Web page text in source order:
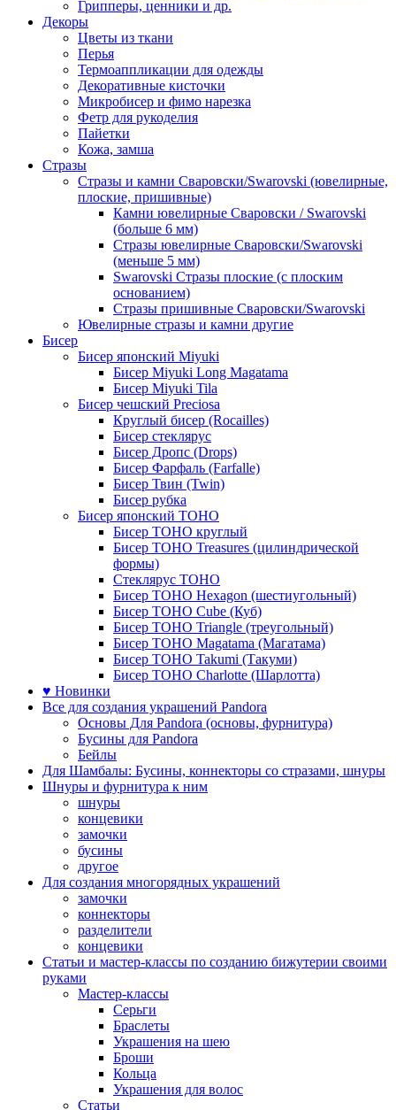
Грипперы, ценники и др.
Декоры
Цветы из ткани
Перья
Термоаппликации для одежды
Декоративные кисточки
Микробисер и фимо нарезка
Фетр для рукоделия
Пайетки
Кожа, замша
Стразы
Стразы и камни Сваровски/Swarovski (ювелирные,
плоские, пришивные)
Камни ювелирные Сваровски / Swarovski
(больше 6 мм)
Стразы ювелирные Сваровски/Swarovski
(меньше 5 мм)
Swarovski Стразы плоские (с плоским
основанием)
Стразы пришивные Сваровски/Swarovski
Ювелирные стразы и камни другие
Бисер
Бисер японский Miyuki
Бисер Miyuki Long Magatama
Бисер Miyuki Tila
Бисер чешский Preciosa
Круглый бисер (Rocailles)
Бисер стеклярус
Бисер Дропс (Drops)
Бисер Фарфаль (Farfalle)
Бисер Твин (Twin)
Бисер рубка
Бисер японский TOHO
Бисер TOHO круглый
Бисер TOHO Treasures (цилиндрической
формы)
Стеклярус TOHO
Бисер TOHO Hexagon (шестиугольный)
Бисер TOHO Cube (Куб)
Бисер TOHO Triangle (треугольный)
Бисер TOHO Magatama (Магатама)
Бисер TOHO Takumi (Такуми)
Бисер TOHO Charlotte (Шарлотта)
♥ Новинки
Все для создания украшений Pandora
Основы Для Pandora (основы, фурнитура)
Бусины для Pandora
Бейлы
Для Шамбалы: Бусины, коннекторы со стразами, шнуры
Шнуры и фурнитура к ним
шнуры
концевики
замочки
бусины
другое
Для создания многорядных украшений
замочки
коннекторы
разделители
концевики
Статьи и мастер-классы по созданию бижутерии своими
руками
Мастер-классы
Серьги
Браслеты
Украшения на шею
Броши
Кольца
Украшения для волос
Статьи